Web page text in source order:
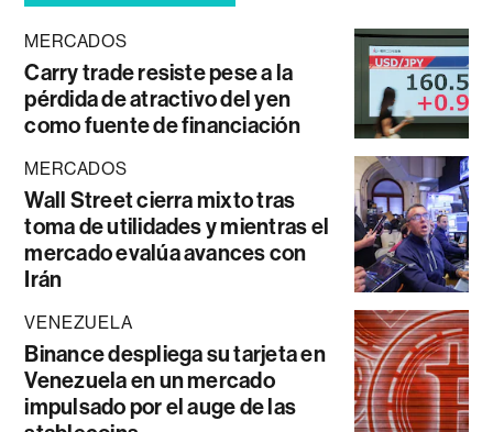
MERCADOS
Carry trade resiste pese a la
pérdida de atractivo del yen
como fuente de financiación
MERCADOS
Wall Street cierra mixto tras
toma de utilidades y mientras el
mercado evalúa avances con
Irán
VENEZUELA
Binance despliega su tarjeta en
Venezuela en un mercado
impulsado por el auge de las